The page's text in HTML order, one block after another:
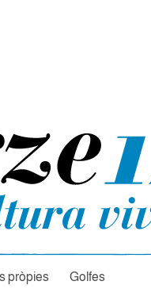
pròpies Golfes